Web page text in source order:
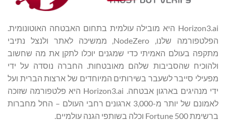
Horizon3.ai היא מובילה עולמית בתחום האבטחה האוטונומית.
הפלטפורמה שלנו, NodeZero, ממשיכה לאתר ולנצל נתיבי
מתקפה בעולם האמיתי כדי שמגנים יוכלו לתקן את מה שחשוב
ולהוכיח שהסביבות שלהם מאובטחות. החברה נוסדה על ידי
מפעילי סייבר לשעבר בשירותים המיוחדים של ארצות הברית ועל
ידי מנהיגים בארגון אבטחה. Horizon3.ai היא פלטפורמה שזוכה
לאמונם של יותר מ-3,000 ארגונים רחבי העולם – החל מחברות
ברשימת Fortune 500 וכלה בשותפי הגנה עולמיים.